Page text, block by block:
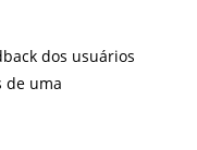
dos usuários
de uma